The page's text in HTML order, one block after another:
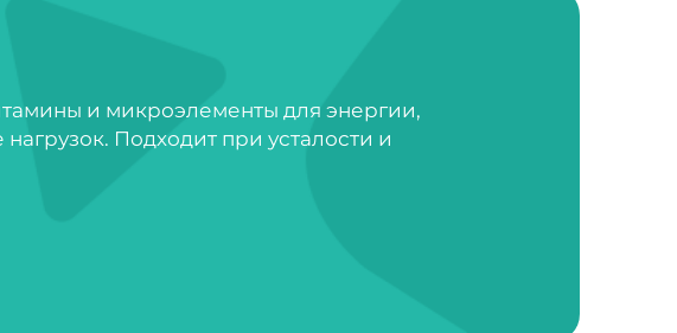
и микроэлементы для энергии,
Подходит при усталости и